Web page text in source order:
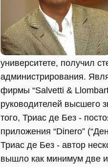
университете, получил
администрирования.
фирмы “Salvetti &
руководителей высшего
того, Триас де Без -
приложения “Dinero”
Триас де Без - автор
вышло как минимум две